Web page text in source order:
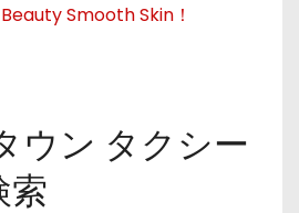
Beauty Smooth Skin！
ウン タクシー